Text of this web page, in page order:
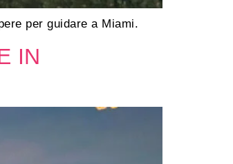
per guidare a Miami.
IN